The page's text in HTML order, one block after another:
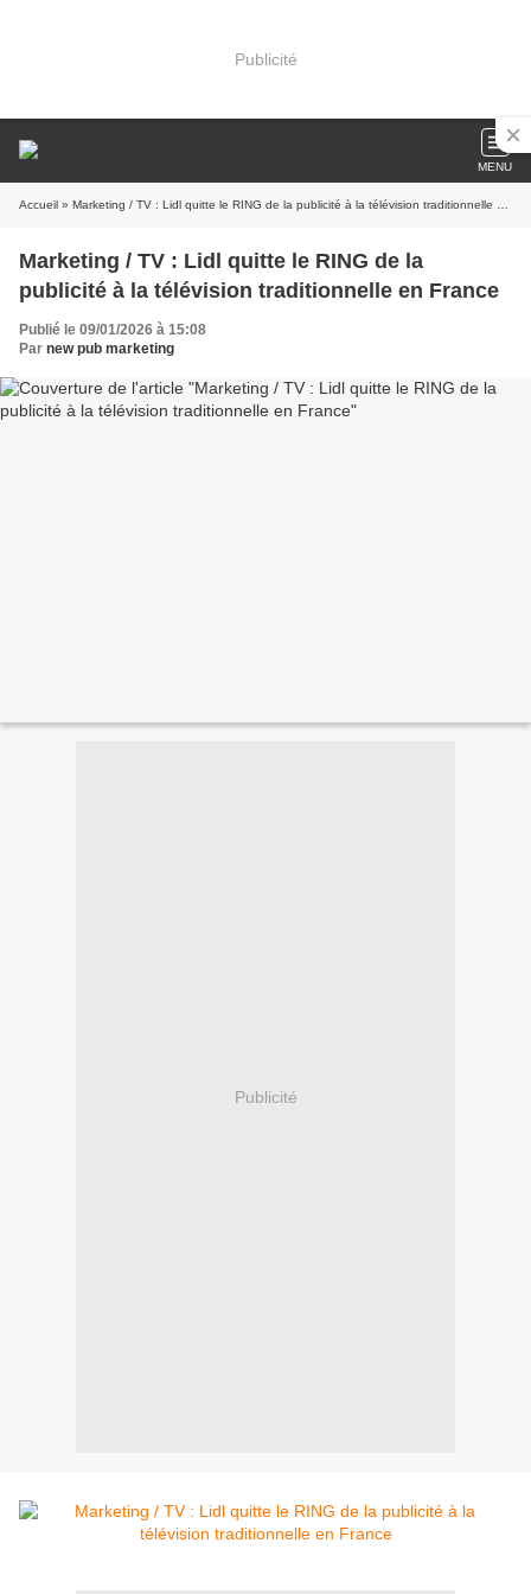
Publicité
MENU
Accueil » Marketing / TV : Lidl quitte le RING de la publicité à la télévision traditionnelle en France
Marketing / TV : Lidl quitte le RING de la
publicité à la télévision traditionnelle en France
Publié le 09/01/2026 à 15:08
Par new pub marketing
Publicité